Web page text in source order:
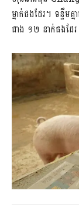
ម្នាក់ផងដែរ។ ទន្ទឹមគ្
ជាង ១២ នាក់ផងដែ